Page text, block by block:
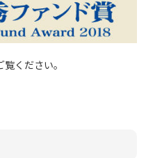
覧ください。